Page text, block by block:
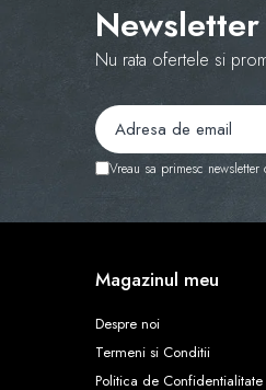
Newsletter
Nu rata ofertele si
Vreau sa primesc
Magazinul meu
Despre noi
Termeni si Conditii
Politica de Confidentialitate